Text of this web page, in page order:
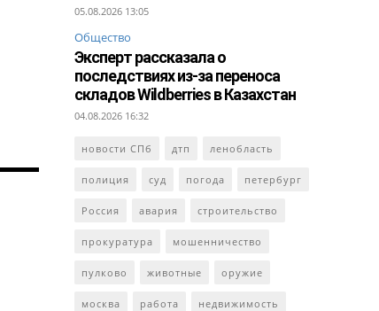
05.08.2026 13:05
Общество
Эксперт рассказала о
последствиях из-за переноса
складов Wildberries в Казахстан
04.08.2026 16:32
новости СПб дтп ленобласть
полиция суд погода петербург
Россия авария строительство
прокуратура мошенничество
пулково животные оружие
москва работа недвижимость